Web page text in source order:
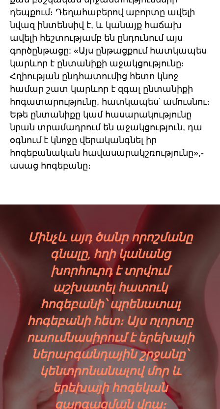
դեպքում։ Դեղահաբերով աբորտը ավելի
նվազ ինտենսիվ է, և կանայք հաճախ
ավելի հեշտությամբ են ընդունում այս
գործընթացը: «Այս ընթացքում հատկապես
կարևոր է ընտանիքի աջակցությունը։
Հղիության ընդհատումից հետո կնոջ
համար շատ կարևոր է զգալ ընտանիքի
հոգատարությունը, հատկապես՝ ամուսնու։
Եթե ընտանիքը կամ հասարակությունը
նրան տրամադրում են աջակցություն, դա
օգնում է կնոջը վերականգնել իր
հոգեբանական հավասարակշռությունը»,-
ասաց հոգեբանը։
Մինչև այդ ծանր որոշմանը
գնալը, հղի կանանց
խորհուրդ է տրվում
աշխատել հատուկ
հոգեբանի՝ պրենատալ
հոգեբանի հետ։ Այս ոլորտը
ուսումնասիրում է երեխայի
ներարգանդային շրջանը՝
կենտրոնանալով մոր և
երեխայի հոգեկան
զարգացման վրա։